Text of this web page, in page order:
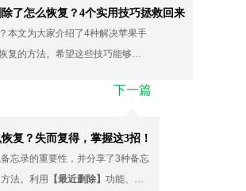
了怎么恢复？4个实用技巧拯救回来
本文为大家介绍了4种解决苹果手
复的方法。希望这些技巧能够帮
下一篇
复？失而复得，掌握这3招！
忘录的重要性，并分享了3种备忘
法。利用 【最近删除】 功能、云